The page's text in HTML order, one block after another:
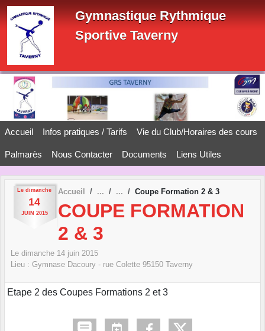
Gymnastique Rythmique
Sportive Taverny
Accueil Infos pratiques / Tarifs Vie du Club/Horaires des cours
Palmarès Nous Contacter Documents Liens Utiles
Le dimanche
14
JUIN 2015
Accueil Coupe Formation 2 & 3
COUPE FORMATION
2 & 3
Le dimanche 14 juin 2015
Lieu : Gymnase Dacoury - rue Colette 95150 Taverny
Etape 2 des Coupes Formations 2 et 3
Panneau de gestion des cookies